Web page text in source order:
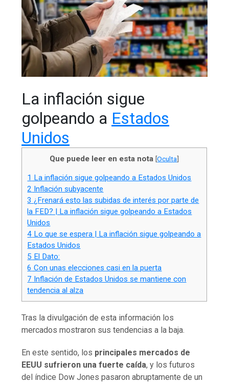
La inflación sigue
golpeando a Estados
Unidos
Que puede leer en esta nota [Oculta]
1 La inflación sigue golpeando a Estados Unidos
2 Inflación subyacente
3 ¿Frenará esto las subidas de interés por parte de
la FED? | La inflación sigue golpeando a Estados
Unidos
4 Lo que se espera | La inflación sigue golpeando a
Estados Unidos
5 El Dato:
6 Con unas elecciones casi en la puerta
7 Inflación de Estados Unidos se mantiene con
tendencia al alza
Tras la divulgación de esta información los
mercados mostraron sus tendencias a la baja.
En este sentido, los principales mercados de
EEUU sufrieron una fuerte caída, y los futuros
del índice Dow Jones pasaron abruptamente de un